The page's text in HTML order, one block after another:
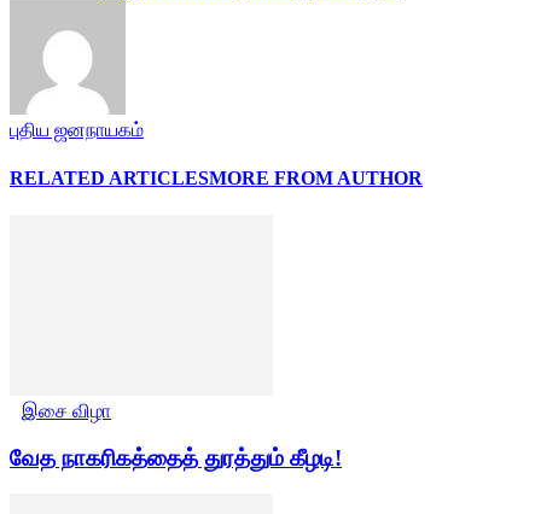
புதிய ஜனநாயகம்
RELATED ARTICLESMORE FROM AUTHOR
இசை விழா
வேத நாகரிகத்தைத் துரத்தும் கீழடி!